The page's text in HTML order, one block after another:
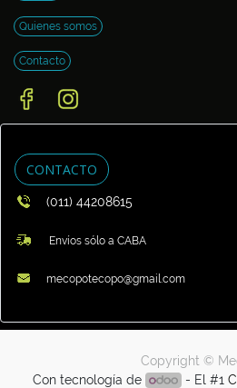
Quienes somos
Contacto
CONTACTO
(011) 44208615
Envíos sólo a CABA
mecopotecopo@gmail.com
Copyright ©
Con tecnología de
- El #1